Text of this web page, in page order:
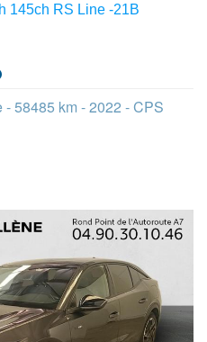
145ch RS Line -21B
58485 km - 2022 - CPS